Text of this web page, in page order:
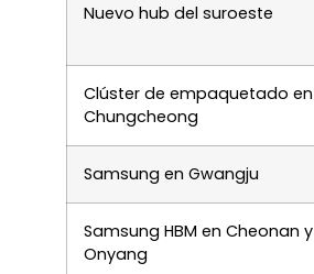
Nuevo hub del suroeste
Clúster de empaquetado en
Chungcheong
Samsung en Gwangju
Samsung HBM en Cheonan y
Onyang